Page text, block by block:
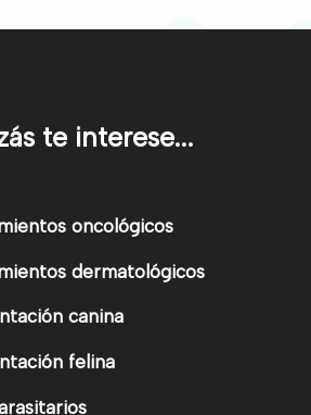
te interese...
oncológicos
dermatológicos
canina
felina